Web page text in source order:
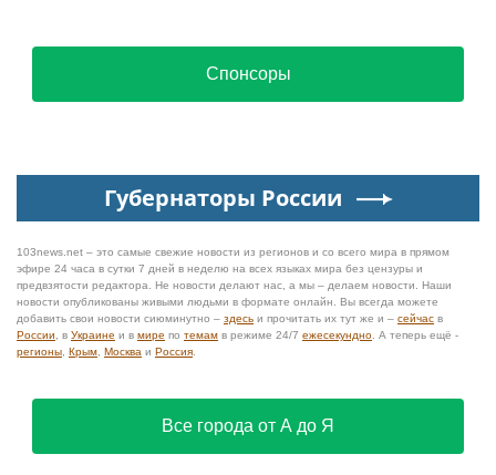
Спонсоры
Губернаторы России
103news.net – это самые свежие новости из регионов и со всего мира в прямом
эфире 24 часа в сутки 7 дней в неделю на всех языках мира без цензуры и
предвзятости редактора. Не новости делают нас, а мы – делаем новости. Наши
новости опубликованы живыми людьми в формате онлайн. Вы всегда можете
добавить свои новости сиюминутно – здесь и прочитать их тут же и – сейчас в
России , в Украине и в мире по темам в режиме 24/7 ежесекундно . А теперь ещё -
регионы Крым Москва и Россия
Все города от А до Я